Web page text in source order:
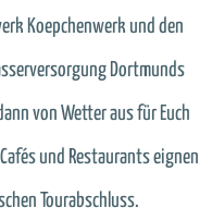
Koepchenwerk und den
Dortmunds
von Wetter aus für Euch
und Restaurants eignen
Tourabschluss.